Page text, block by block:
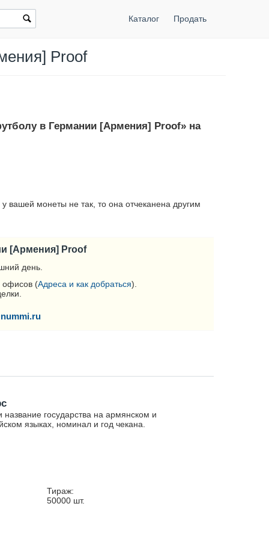
Каталог Продать
Proof
в Германии [Армения] Proof» на
вашей монеты не так, то она отчеканена другим
[Армения] Proof
день.
офисов (Адреса и как добраться).
название государства на армянском и
языках, номинал и год чекана.
Тираж:
50000 шт.